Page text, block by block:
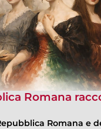
Romana
Romana e